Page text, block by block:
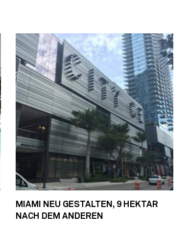
MIAMI NEU GESTALTEN, 9 HEKTAR
NACH DEM ANDEREN